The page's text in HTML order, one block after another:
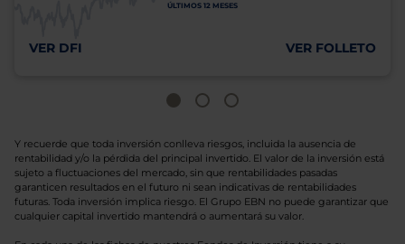
ÚLTIMOS 12 MESES
VER DFI VER FOLLETO
Y recuerde que toda inversión conlleva riesgos, incluida la ausencia de
rentabilidad y/o la pérdida del principal invertido. El valor de la inversión está
sujeto a fluctuaciones del mercado, sin que rentabilidades pasadas
garanticen resultados en el futuro ni sean indicativas de rentabilidades
futuras. Toda inversión implica riesgo. El Grupo EBN no puede garantizar que
cualquier capital invertido mantendrá o aumentará su valor.